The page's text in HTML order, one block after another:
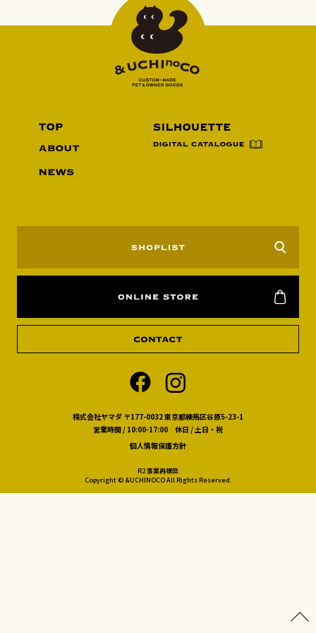
株式会社ヤマダ 〒177-0032 東京都練馬区谷原5-23-1
営業時間 / 10:00-17:00 休日 / 土日・祝
個人情報保護方針
R2 事業再構築
Copyright © &UCHINOCO All Rights Reserved.